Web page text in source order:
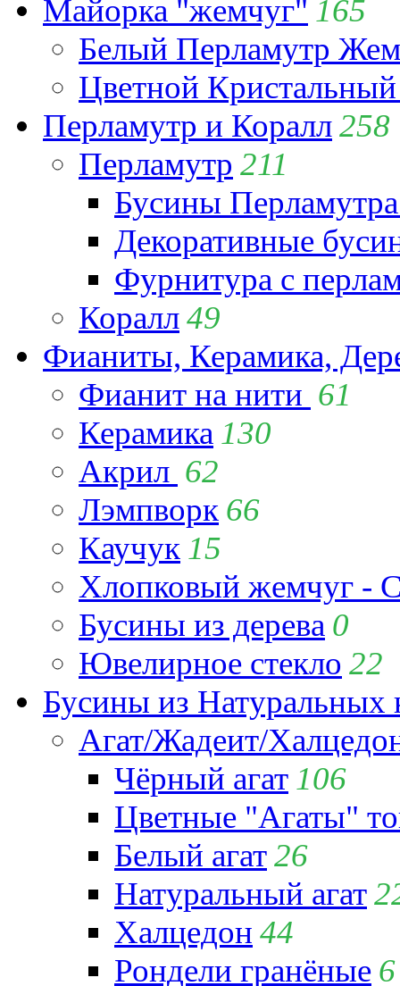
Майорка "жемчуг" 165
Белый Перламутр
Цветной
Перламутр и Коралл258
Перламутр 211
Бусины
Декоративные
Фурнитура с
Коралл49
Фианиты, Керамика,
Фианит на нити 61
Керамика 130
Акрил 62
Лэмпворк 66
Каучук 15
Хлопковый жемчуг -
Бусины из дерева 0
Ювелирное стекло 22
Бусины из Натуральных
Агат/Жадеит/
Чёрный агат 106
Цветные "Агаты"
Белый агат26
Натуральный агат
Халцедон 44
Рондели гранёные 6